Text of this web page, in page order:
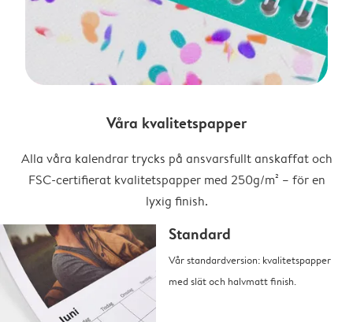
Våra kvalitetspapper
Alla våra kalendrar trycks på ansvarsfullt anskaffat och
FSC-certifierat kvalitetspapper med 250g/m² – för en
lyxig finish.
Standard
Vår standardversion: kvalitetspapper
med slät och halvmatt finish.